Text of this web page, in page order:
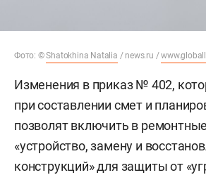
Фото: ©Shatokhina Natalia / news.ru /
Изменения в приказ № 402,
при составлении смет и
позволят включить в
«устройство, замену и
конструкций» для защиты от